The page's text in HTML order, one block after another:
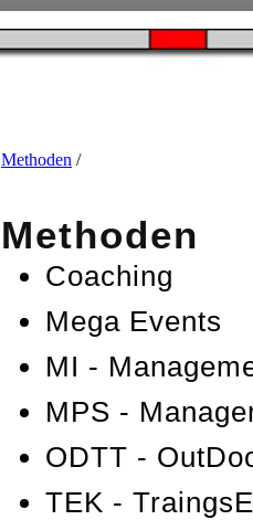
Methoden /
Methoden
Coaching
Mega Events
MI -
MPS -
ODTT -
TEK -